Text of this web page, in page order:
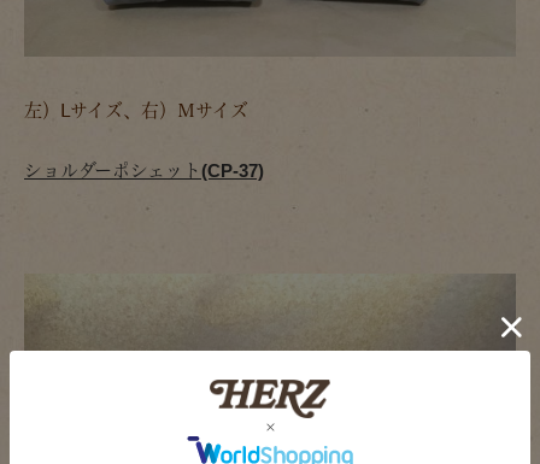
左）Ⅼサイズ、右）Ｍサイズ
ショルダーポシェット(CP-37)